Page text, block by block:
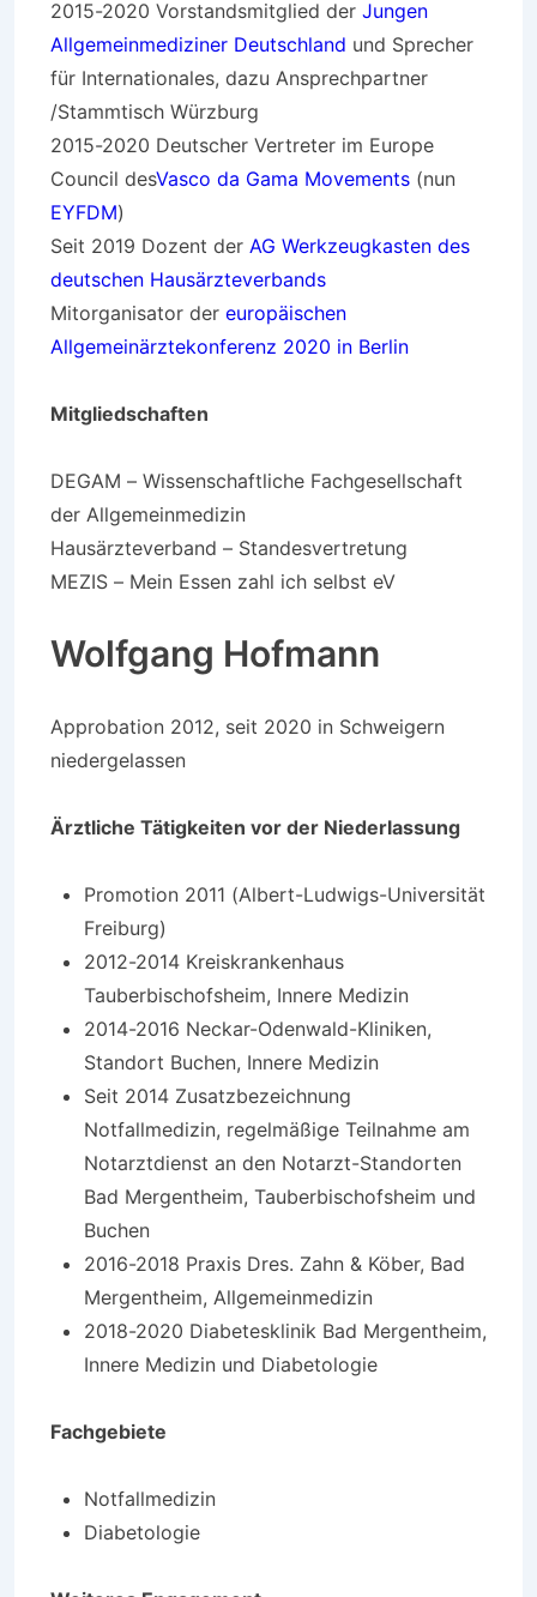
2015-2020 Vorstandsmitglied der Jungen
Allgemeinmediziner Deutschland und Sprecher
für Internationales, dazu Ansprechpartner
/Stammtisch Würzburg
2015-2020 Deutscher Vertreter im Europe
Council desVasco da Gama Movements (nun
EYFDM)
Seit 2019 Dozent der AG Werkzeugkasten des
deutschen Hausärzteverbands
Mitorganisator der europäischen
Allgemeinärztekonferenz 2020 in Berlin
Mitgliedschaften
DEGAM – Wissenschaftliche Fachgesellschaft
der Allgemeinmedizin
Hausärzteverband – Standesvertretung
MEZIS – Mein Essen zahl ich selbst eV
Wolfgang Hofmann
Approbation 2012, seit 2020 in Schweigern
niedergelassen
Ärztliche Tätigkeiten vor der Niederlassung
Promotion 2011 (Albert-Ludwigs-Universität
Freiburg)
2012-2014 Kreiskrankenhaus
Tauberbischofsheim, Innere Medizin
2014-2016 Neckar-Odenwald-Kliniken,
Standort Buchen, Innere Medizin
Seit 2014 Zusatzbezeichnung
Notfallmedizin, regelmäßige Teilnahme am
Notarztdienst an den Notarzt-Standorten
Bad Mergentheim, Tauberbischofsheim und
Buchen
2016-2018 Praxis Dres. Zahn & Köber, Bad
Mergentheim, Allgemeinmedizin
2018-2020 Diabetesklinik Bad Mergentheim,
Innere Medizin und Diabetologie
Fachgebiete
Notfallmedizin
Diabetologie